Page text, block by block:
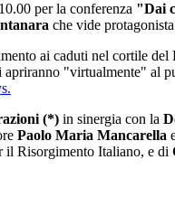
per la conferenza "Dai
che vide
ai caduti nel cortile
"virtualmente" al
(*) in sinergia con la
Paolo Maria Mancarella
il Risorgimento Italiano, e di